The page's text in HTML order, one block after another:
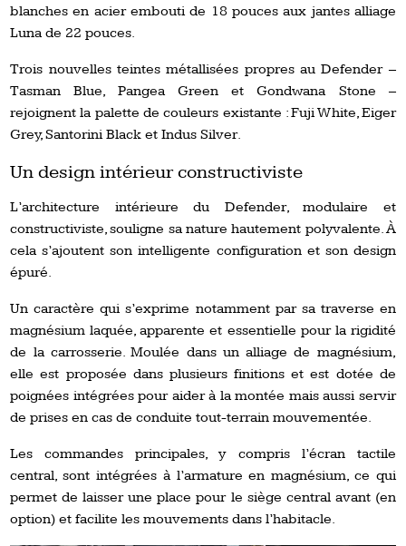
blanches en acier embouti de 18 pouces aux jantes alliage
Luna de 22 pouces.
Trois nouvelles teintes métallisées propres au Defender –
Tasman Blue, Pangea Green et Gondwana Stone –
rejoignent la palette de couleurs existante : Fuji White, Eiger
Grey, Santorini Black et Indus Silver.
Un design intérieur constructiviste
L’architecture intérieure du Defender, modulaire et
constructiviste, souligne sa nature hautement polyvalente. À
cela s’ajoutent son intelligente configuration et son design
épuré.
Un caractère qui s’exprime notamment par sa traverse en
magnésium laquée, apparente et essentielle pour la rigidité
de la carrosserie. Moulée dans un alliage de magnésium,
elle est proposée dans plusieurs finitions et est dotée de
poignées intégrées pour aider à la montée mais aussi servir
de prises en cas de conduite tout-terrain mouvementée.
Les commandes principales, y compris l’écran tactile
central, sont intégrées à l’armature en magnésium, ce qui
permet de laisser une place pour le siège central avant (en
option) et facilite les mouvements dans l’habitacle.